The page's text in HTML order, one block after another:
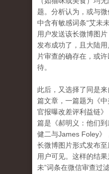
题。分析认为，或与
中含有敏感词条“艾未
用户发送该长微博图
发布成功了，且大陆
片审查的确存在，或
待。
此后，又选择了同是
篇文章，一篇题为《
官报曝改差评利益链
篇是《郝明义：他们到
健二与James Foley》
长微博图片形式发布
用户可见。这样的结
未”词条在微信审查过